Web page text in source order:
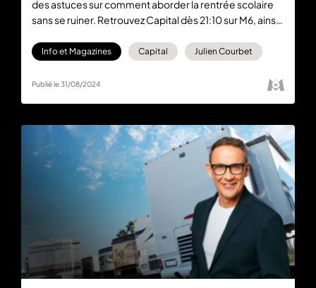
des astuces sur comment aborder la rentrée scolaire
sans se ruiner. Retrouvez Capital dès 21:10 sur M6, ainsi
Info et Magazines Capital Julien Courbet
Publié le 31/08/2024